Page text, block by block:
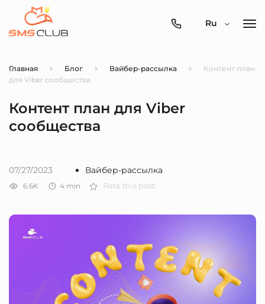
0800-
Ru
Главная Блог Вайбер-рассылка
Контент план
для Viber сообщества
Контент план для Viber
сообщества
07/27/2023 Вайбер-рассылка
6.6K 4 min Rate this post